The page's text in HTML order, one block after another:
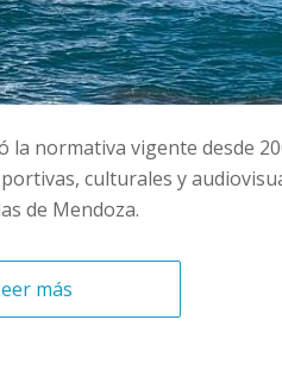
la normativa vigente desde
culturales y
de Mendoza.
más